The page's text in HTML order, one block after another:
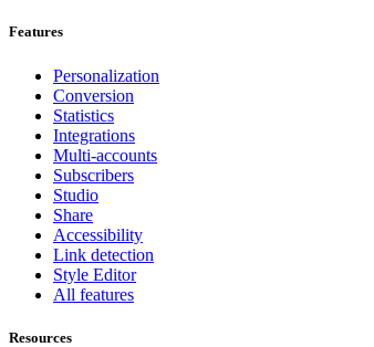
Features
Personalization
Conversion
Statistics
Integrations
Multi-accounts
Subscribers
Studio
Share
Accessibility
Link detection
Style Editor
All features
Resources